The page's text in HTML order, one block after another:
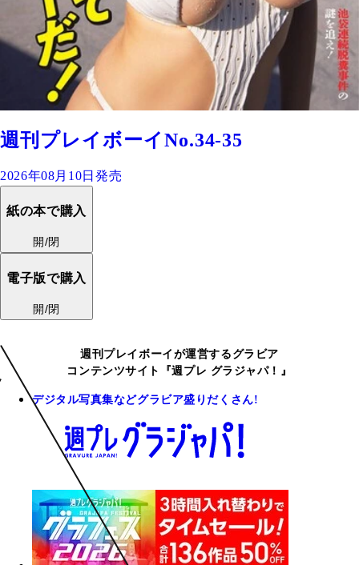
週刊プレイボーイNo.34-35
2026年08月10日発売
紙の本で購入
開/閉
電子版で購入
開/閉
週刊プレイボーイが運営するグラビア
コンテンツサイト『週プレ グラジャパ！』
デジタル写真集などグラビア盛りだくさん!